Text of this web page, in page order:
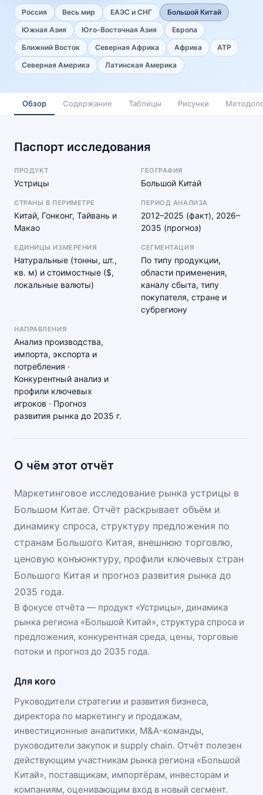
Россия Весь мир ЕАЭС и СНГ
Большой Китай
Южная Азия
Юго-Восточная Азия
Европа
Ближний Восток
Северная Африка Африка
АТР
Северная Америка
Латинская Америка
Обзор Содержание Таблицы Рисунки
Паспорт исследования
ПРОДУКТ
Устрицы
ГЕОГРАФИЯ
Большой Китай
СТРАНЫ В ПЕРИМЕТРЕ
Китай, Гонконг, Тайвань и
Макао
ПЕРИОД АНАЛИЗА
2012–2025 (факт), 2026–
2035 (прогноз)
ЕДИНИЦЫ ИЗМЕРЕНИЯ
Натуральные (тонны, шт.,
кв. м) и стоимостные ($,
локальные валюты)
СЕГМЕНТАЦИЯ
По типу продукции,
области применения,
каналу сбыта, типу
покупателя, стране и
субрегиону
НАПРАВЛЕНИЯ
Анализ производства,
импорта, экспорта и
потребления ·
Конкурентный анализ и
профили ключевых
игроков · Прогноз
развития рынка до 2035 г.
О чём этот отчёт
Маркетинговое исследование рынка устрицы в
Большом Китае. Отчёт раскрывает объём и
динамику спроса, структуру предложения по
странам Большого Китая, внешнюю торговлю,
ценовую конъюнктуру, профили ключевых стран
Большого Китая и прогноз развития рынка до
2035 года.
В фокусе отчёта — продукт «Устрицы», динамика
рынка региона «Большой Китай», структура спроса и
предложения, конкурентная среда, цены, торговые
потоки и прогноз до 2035 года.
Для кого
Руководители стратегии и развития бизнеса,
директора по маркетингу и продажам,
инвестиционные аналитики, M&A-команды,
руководители закупок и supply chain. Отчёт полезен
действующим участникам рынка региона «Большой
Китай», поставщикам, импортёрам, инвесторам и
компаниям, оценивающим вход в новый сегмент.